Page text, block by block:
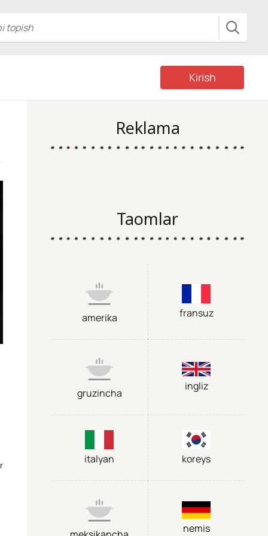
Kirish
Reklama
Taomlar
amerika fransuz
gruzincha
ingliz
italyan koreys
nemis